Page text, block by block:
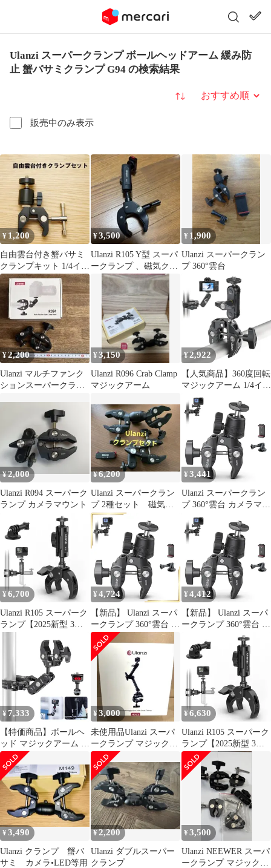
Ulanzi スーパークランプ ボールヘッドアーム 緩み防
止 蟹バサミクランプ G94 の検索結果
販売中のみ表示
並び替え
¥ 1,200
自由雲台付き蟹バサミ
クランプキット 1/4イン
チネジ付きボールヘッ
ドマウント
¥3,500
Ulanzi R105 Y型 スーパ
ークランプ 、磁気クイ
ックリリース付き
¥ 1,900
Ulanzi スーパークラン
プ 360°雲台
¥2,200
Ulanzi マルチファンク
ションスーパークラン
¥3,150
Ulanzi R096 Crab Clamp
マジックアーム
¥2,922
【人気商品】360度回転
マジックアーム 1/4イン
チネジ 偏向防止 蟹バサ
ミクランプ 雲台/撮影
照明機材 緩み防止 固定
ボールヘッドアーム デ
スク アーム スーパーク
ランプ バイク R094 ベ
ストアングル プロジェ
クター Ulanzi ウェブカ
メラに対
¥2,000
Ulanzi R094 スーパーク
ランプ カメラマウント
¥6,200
Ulanzi スーパークラン
プ 2種セット 磁気マ
ウントDJI Action5
¥3,441
Ulanzi スーパークラン
プ 360°雲台 カメラマウ
ント 1/4ネジ カメラホ
ルダー Gopro用 緩み防
止 蟹バサミクランプ モ
ニターサポート/液晶モ
ニター/アクションカメ
ラ/一眼レフ/自転車・バ
イク・Goproに対応
¥6,700
Ulanzi R105 スーパーク
ランプ【2025新型 3爪
カメラマウント 一体式
カメラグリッパー ホル
ダー1/4”ネジ 自転車・
バイク・オートバイク
リップマウント GoPro
用アクセサリー アクシ
ョンカメラ用マ
363f5c2f
¥4,724
【新品】 Ulanzi スーパ
ークランプ 360°雲台 カ
メラマウント 1/4ネジ
カメラホルダー Gopro
用 緩み防止 蟹バサミク
ランプ モニターサポー
ト/液晶モニター/アクシ
ョンカメラ/一眼レフ/自
転車・バイク・Goproに
対応 1
¥4,412
【新品】 Ulanzi スーパ
ークランプ 360°雲台 カ
メラマウント 1/4ネジ
カメラホルダー Gopro
用 緩み防止 蟹バサミク
ランプ モニターサポー
ト/液晶モニター/アクシ
ョンカメラ/一眼レフ/自
転車・バイク・Goproに
対応 1
¥ 7,333
【特価商品】ボールヘ
ッド マジックアーム カ
メラマウント ダブルス
ーパークランプ 360°回
転 角度調整 1/4ネジ付
き交換可能 C017 Gopro
用 蟹バサミクランプ ダ
ブルクランプ Ulanzi 緩
み防止 雲台/撮影/LED
ライト用/モニター外付
け用/バ
¥3,000
未使用品Ulanzi スーパ
ークランプ マジックア
ームセット HD02
¥6,630
Ulanzi R105 スーパーク
ランプ【2025新型 3爪
構造】360°回転 金属製
カメラマウント 一体式
カメラグリッパー ホル
ダー1/4”ネジ 自転車・
バイク・オートバイク
リップマウント GoPro
用アクセサリー アクシ
ョンカメラ用マウント
付き iPe
¥3,490
Ulanzi クランプ 蟹バ
サミ カメラ•LED等用
¥2,200
Ulanzi ダブルスーパー
クランプ
¥3,500
Ulanzi NEEWER スーパ
ークランプ マジックア